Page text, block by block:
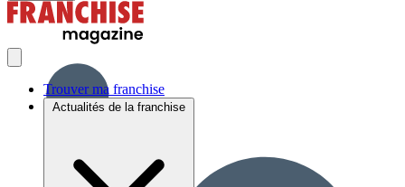
Trouver ma franchise
Actualités de la franchise